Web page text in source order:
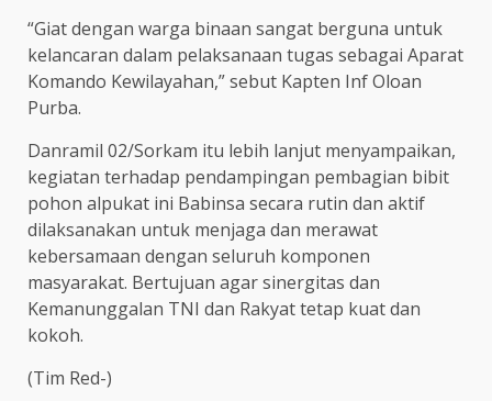
“Giat dengan warga binaan sangat berguna untuk
kelancaran dalam pelaksanaan tugas sebagai Aparat
Komando Kewilayahan,” sebut Kapten Inf Oloan
Purba.
Danramil 02/Sorkam itu lebih lanjut menyampaikan,
kegiatan terhadap pendampingan pembagian bibit
pohon alpukat ini Babinsa secara rutin dan aktif
dilaksanakan untuk menjaga dan merawat
kebersamaan dengan seluruh komponen
masyarakat. Bertujuan agar sinergitas dan
Kemanunggalan TNI dan Rakyat tetap kuat dan
kokoh.
(Tim Red-)